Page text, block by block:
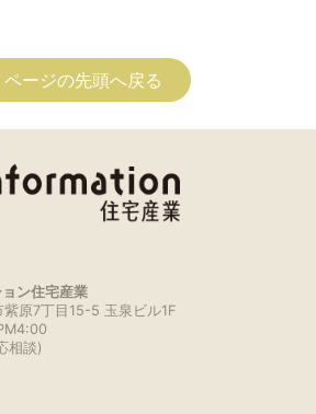
ページの先頭へ戻る
ン住宅産業
原7丁目15-5 玉泉ビル1F
相談)